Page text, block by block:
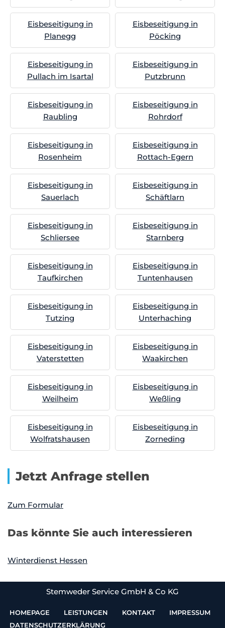
Eisbeseitigung in
Planegg
Eisbeseitigung in
Pöcking
Eisbeseitigung in
Pullach im Isartal
Eisbeseitigung in
Putzbrunn
Eisbeseitigung in
Raubling
Eisbeseitigung in
Rohrdorf
Eisbeseitigung in
Rosenheim
Eisbeseitigung in
Rottach-Egern
Eisbeseitigung in
Sauerlach
Eisbeseitigung in
Schäftlarn
Eisbeseitigung in
Schliersee
Eisbeseitigung in
Starnberg
Eisbeseitigung in
Taufkirchen
Eisbeseitigung in
Tuntenhausen
Eisbeseitigung in
Tutzing
Eisbeseitigung in
Unterhaching
Eisbeseitigung in
Vaterstetten
Eisbeseitigung in
Waakirchen
Eisbeseitigung in
Weilheim
Eisbeseitigung in
Weßling
Eisbeseitigung in
Wolfratshausen
Eisbeseitigung in
Zorneding
Jetzt Anfrage stellen
Zum Formular
Das könnte Sie auch interessieren
Winterdienst Hessen
Stemweder Service GmbH & Co KG
HOMEPAGE LEISTUNGEN KONTAKT
IMPRESSUM
DATENSCHUTZERKLÄRUNG